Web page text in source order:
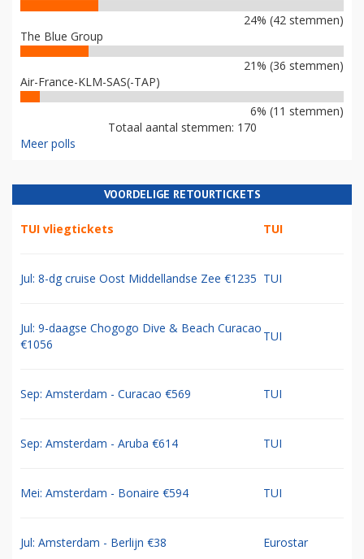
24% (42 stemmen)
The Blue Group
21% (36 stemmen)
Air-France-KLM-SAS(-TAP)
6% (11 stemmen)
Totaal aantal stemmen: 170
Meer polls
VOORDELIGE RETOURTICKETS
TUI vliegtickets TUI
Jul: 8-dg cruise Oost Middellandse Zee €1235 TUI
Jul: 9-daagse Chogogo Dive & Beach Curacao
€1056
TUI
Sep: Amsterdam - Curacao €569 TUI
Sep: Amsterdam - Aruba €614 TUI
Mei: Amsterdam - Bonaire €594 TUI
Jul: Amsterdam - Berlijn €38 Eurostar